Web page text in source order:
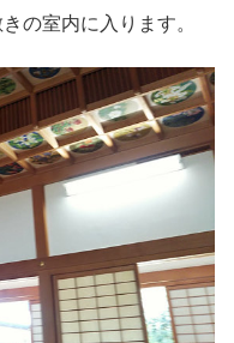
の室内に入ります。